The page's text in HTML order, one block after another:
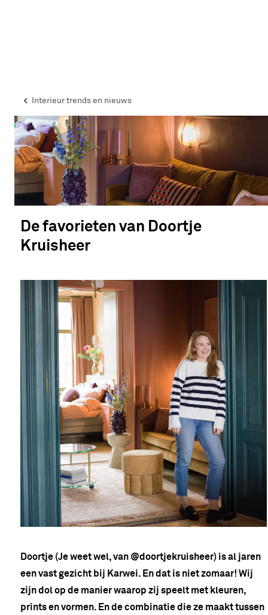
Interieur trends en nieuws
De favorieten van Doortje
Kruisheer
Doortje (Je weet wel, van @doortjekruisheer) is al jaren
een vast gezicht bij Karwei. En dat is niet zomaar! Wij
zijn dol op de manier waarop zij speelt met kleuren,
prints en vormen. En de combinatie die ze maakt tussen